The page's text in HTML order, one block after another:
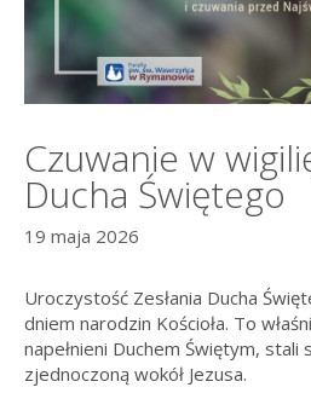
Czuwanie w
Ducha Świętego
19 maja 2026
Uroczystość Zesłania Ducha
dniem narodzin Kościoła. To
napełnieni Duchem Świętym,
zjednoczoną wokół Jezusa.